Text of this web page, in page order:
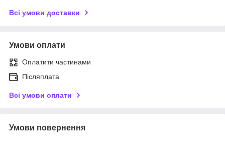
Всі умови доставки
Умови оплати
Оплатити частинами
Післяплата
Всі умови оплати
Умови повернення